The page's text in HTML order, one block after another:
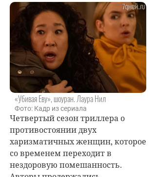
«Убивая Еву», шоуран. Лаура Нил
Фото: Кадр из сериала
Четвертый сезон триллера о
противостоянии двух
харизматичных женщин, которое
со временем переходит в
нездоровую помешанность.